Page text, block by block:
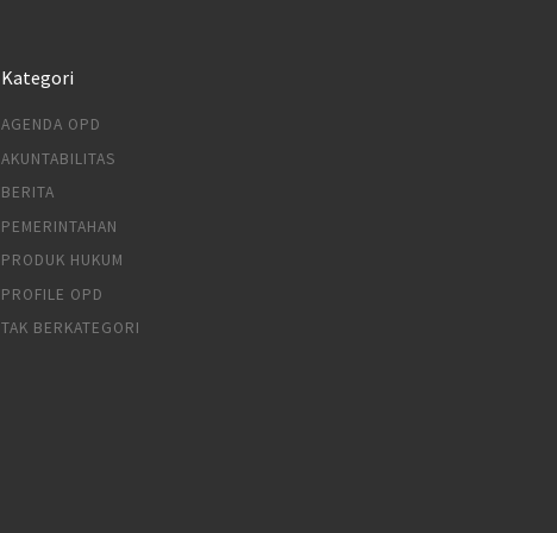
Kategori
AGENDA OPD
AKUNTABILITAS
BERITA
PEMERINTAHAN
PRODUK HUKUM
PROFILE OPD
TAK BERKATEGORI